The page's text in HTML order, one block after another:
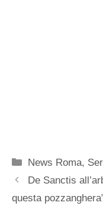
Categorie
News Roma,
De Sanctis
questa